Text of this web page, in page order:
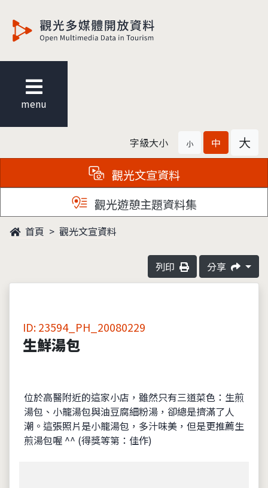
menu
字級大小 小 中 大
觀光文宣資料
觀光遊憩主題資料集
首頁 觀光文宣資料
列印 分享
ID: 23594_PH_20080229
生鮮湯包
位於高醫附近的這家小店，雖然只有三道菜色：生煎
湯包、小籠湯包與油豆腐細粉湯，卻總是擠滿了人
潮。這張照片是小籠湯包，多汁味美，但是更推薦生
煎湯包喔 ^^ (得獎等第：佳作)